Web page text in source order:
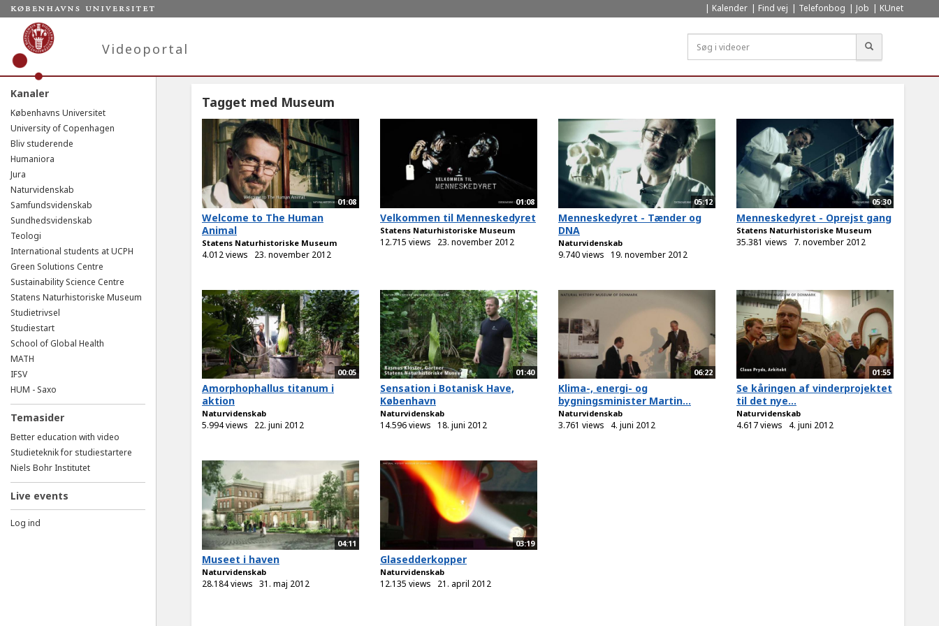
Kalender Find vej Telefonbog Job KUnet
Videoportal
Kanaler
Københavns Universitet
University of Copenhagen
Bliv studerende
Humaniora
Jura
Naturvidenskab
Samfundsvidenskab
Sundhedsvidenskab
Teologi
International students at UCPH
Green Solutions Centre
Sustainability Science Centre
Statens Naturhistoriske Museum
Studietrivsel
Studiestart
School of Global Health
MATH
IFSV
HUM - Saxo
Temasider
Better education with video
Studieteknik for studiestartere
Niels Bohr Institutet
Live events
Log ind
Tagget med Museum
01:08
Welcome to The Human
Animal
Statens Naturhistoriske Museum
4.012 views 23. november 2012
01:08
Velkommen til Menneskedyret
Statens Naturhistoriske Museum
12.715 views 23. november 2012
05:12
Menneskedyret - Tænder og
DNA
Naturvidenskab
9.740 views 19. november 2012
05:30
Menneskedyret - Oprejst gang
Statens Naturhistoriske Museum
35.381 views 7. november 2012
00:05
Amorphophallus titanum i
aktion
Naturvidenskab
5.994 views 22. juni 2012
01:40
Sensation i Botanisk Have,
København
Naturvidenskab
14.596 views 18. juni 2012
06:22
Klima-, energi- og
bygningsminister Martin...
Naturvidenskab
3.761 views 4. juni 2012
01:55
Se kåringen af vinderprojektet
til det nye...
Naturvidenskab
4.617 views 4. juni 2012
04:11
Museet i haven
Naturvidenskab
28.184 views 31. maj 2012
03:19
Glasedderkopper
Naturvidenskab
12.135 views 21. april 2012